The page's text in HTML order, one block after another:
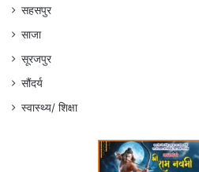
सहसपुर
साजा
सूरजपुर
सौंदर्य
स्वास्थ्य/ शिक्षा